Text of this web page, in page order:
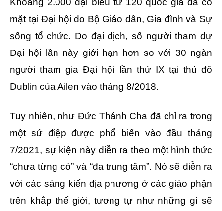
Khoảng 2.000 đại biểu từ 120 quốc gia đã có
mặt tại Đại hội do Bộ Giáo dân, Gia đình và Sự
sống tổ chức. Do đại dịch, số người tham dự
Đại hội lần này giới hạn hơn so với 30 ngàn
người tham gia Đại hội lần thứ IX tại thủ đô
Dublin của Ailen vào tháng 8/2018.
Tuy nhiên, như Đức Thánh Cha đã chỉ ra trong
một sứ điệp được phổ biến vào đầu tháng
7/2021, sự kiện này diễn ra theo một hình thức
“chưa từng có” và “đa trung tâm”. Nó sẽ diễn ra
với các sáng kiến ​​địa phương ở các giáo phận
trên khắp thế giới, tương tự như những gì sẽ